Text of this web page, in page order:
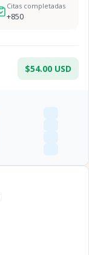
Citas completadas
+850
$54.00 USD